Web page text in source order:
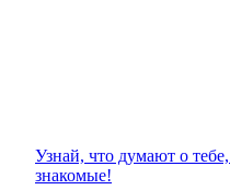
Узнай, что думают о
знакомые!